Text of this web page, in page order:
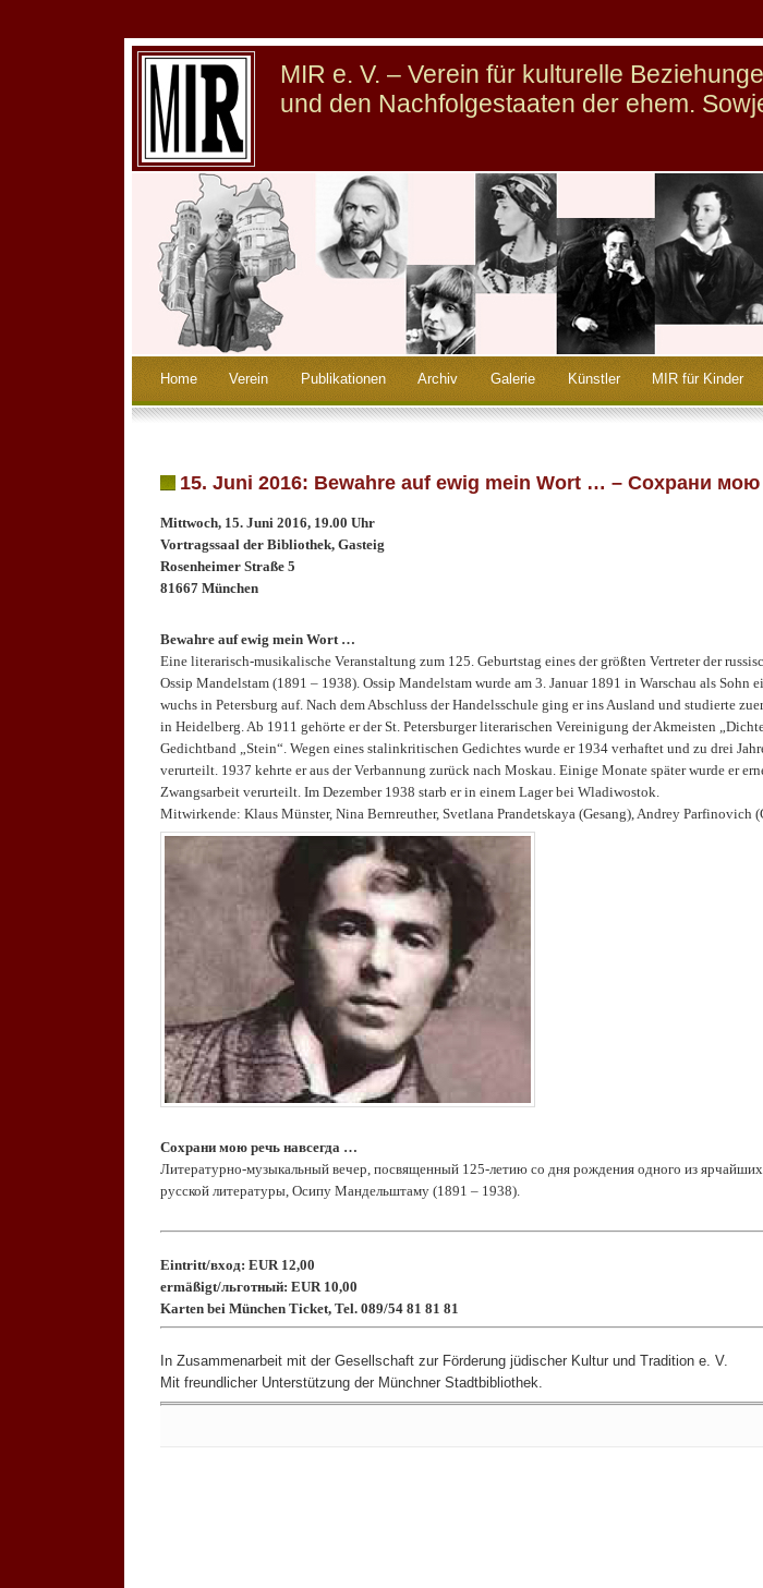
MIR e. V. – Verein für kulturelle
und den Nachfolgestaaten der ehem.
Home Verein Publikationen Archiv Galerie Künstler MIR für Kinder
15. Juni 2016: Bewahre auf ewig mein Wort … – Сохрани
Mittwoch, 15. Juni 2016, 19.00 Uhr
Vortragssaal der Bibliothek, Gasteig
Rosenheimer Straße 5
81667 München
Bewahre auf ewig mein Wort …
Eine literarisch-musikalische Veranstaltung zum 125. Geburtstag eines der größten Vertreter der
Ossip Mandelstam (1891 – 1938). Ossip Mandelstam wurde am 3. Januar 1891 in Warschau als Sohn
wuchs in Petersburg auf. Nach dem Abschluss der Handelsschule ging er ins Ausland und studierte
in Heidelberg. Ab 1911 gehörte er der St. Petersburger literarischen Vereinigung der Akmeisten
Gedichtband „Stein“. Wegen eines stalinkritischen Gedichtes wurde er 1934 verhaftet und zu drei
verurteilt. 1937 kehrte er aus der Verbannung zurück nach Moskau. Einige Monate später wurde er
Zwangsarbeit verurteilt. Im Dezember 1938 starb er in einem Lager bei Wladiwostok.
Mitwirkende: Klaus Münster, Nina Bernreuther, Svetlana Prandetskaya (Gesang), Andrey Parfinovich
Сохрани мою речь навсегда …
Литературно-музыкальный вечер, посвященный 125-летию со дня рождения одного из ярчайших
русской литературы, Осипу Мандельштаму (1891 – 1938).
Eintritt/вход: EUR 12,00
ermäßigt/льготный: EUR 10,00
Karten bei München Ticket, Tel. 089/54 81 81 81
In Zusammenarbeit mit der Gesellschaft zur Förderung jüdischer Kultur und Tradition e. V.
Mit freundlicher Unterstützung der Münchner Stadtbibliothek.